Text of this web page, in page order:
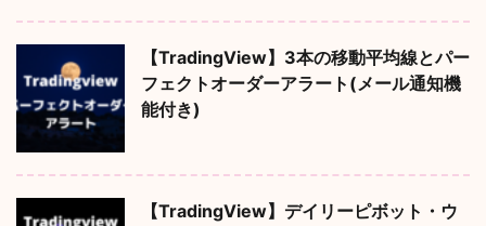
【TradingView】3本の移動平均線とパー
フェクトオーダーアラート(メール通知機
能付き)
【TradingView】デイリーピボット・ウ